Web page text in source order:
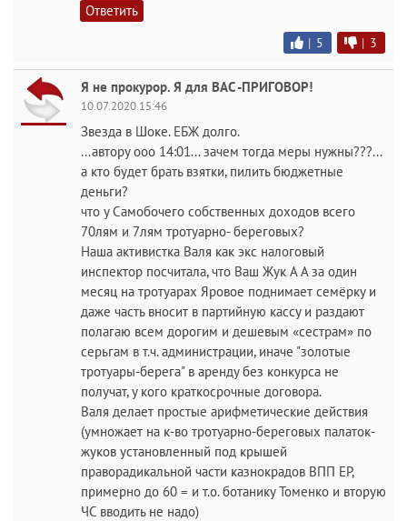
Ответить
| 5 | 3
Я не прокурор. Я для ВАС -ПРИГОВОР!
10.07.2020 15:46
Звезда в Шоке. ЕБЖ долго.
...автору ооо 14:01... зачем тогда меры нужны???...
а кто будет брать взятки, пилить бюджетные
деньги?
что у Самобочего собственных доходов всего
70лям и 7лям тротуарно- береговых?
Наша активистка Валя как экс налоговый
инспектор посчитала, что Ваш Жук А А за один
месяц на тротуарах Яровое поднимает семёрку и
даже часть вносит в партийную кассу и раздают
полагаю всем дорогим и дешевым «сестрам» по
серьгам в т.ч. администрации, иначе "золотые
тротуары-берега" в аренду без конкурса не
получат, у кого краткосрочные договора.
Валя делает простые арифметические действия
(умножает на к-во тротуарно-береговых палаток-
жуков установленный под крышей
праворадикальной части казнокрадов ВПП ЕР,
примерно до 60 = и т.о. ботанику Томенко и вторую
ЧС вводить не надо)